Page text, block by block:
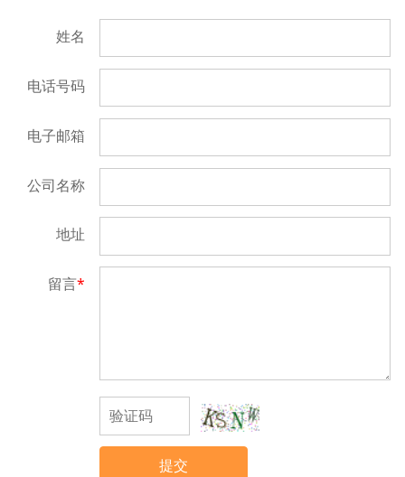
姓名
电话号码
电子邮箱
公司名称
地址
留言*
提交